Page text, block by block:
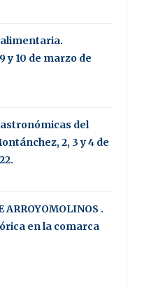
y 10 de marzo de
del
2, 3 y 4 de
ARROYOMOLINOS .
en la comarca